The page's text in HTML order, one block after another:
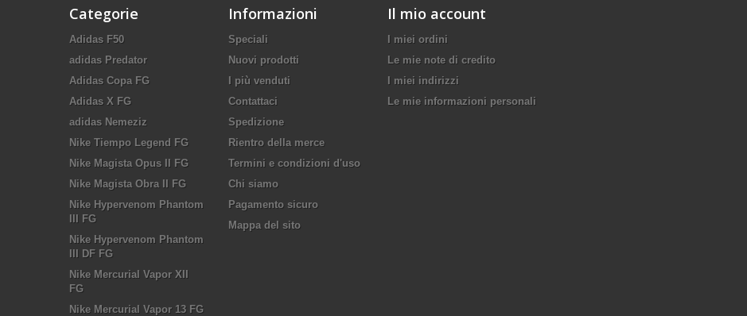
Categorie
Adidas F50
adidas Predator
Adidas Copa FG
Adidas X FG
adidas Nemeziz
Nike Tiempo Legend FG
Nike Magista Opus II FG
Nike Magista Obra II FG
Nike Hypervenom Phantom
III FG
Nike Hypervenom Phantom
III DF FG
Nike Mercurial Vapor XII
FG
Nike Mercurial Vapor 13 FG
Informazioni
Speciali
Nuovi prodotti
I più venduti
Contattaci
Spedizione
Rientro della merce
Termini e condizioni d'uso
Chi siamo
Pagamento sicuro
Mappa del sito
Il mio account
I miei ordini
Le mie note di credito
I miei indirizzi
Le mie informazioni personali